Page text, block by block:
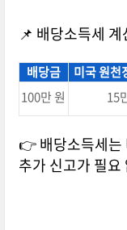
📌 배당소득세 계
배당금 미국 원천
100만 원
15
👉 배당소득세는
추가 신고가 필요